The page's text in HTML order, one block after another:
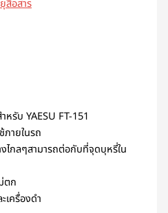
สื่อสาร
หรับ YAESU FT-151
ภายในรถ
งไกลๆสามารถต่อกับที่จุดบุหรี่ใน
ตก
เครื่องดำ